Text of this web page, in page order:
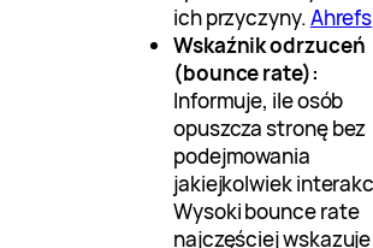
ich przyczyny.Ahrefs
Wskaźnik odrzuceń
(bounce rate):
Informuje, ile osób
opuszcza stronę bez
podejmowania
jakiejkolwiek
Wysoki bounce rate
najczęściej